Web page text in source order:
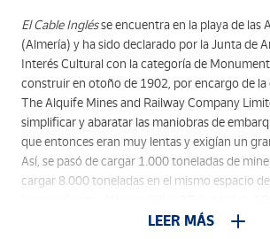
El Cable Inglésse encuentra en la playa de las
(Almería) y ha sido declarado por la Junta de
Interés Cultural con la categoría de
construir en otoño de 1902, por encargo de
The Alquife Mines and Railway Company
simplificar y abaratar las maniobras de
que entonces eran muy lentas y exigían un
Así, se pasó de cargar 1.000 toneladas de
cargar 8.000 toneladas en el mismo espacio
funcionar el 12 de junio del mismo año,
LEER MÁS